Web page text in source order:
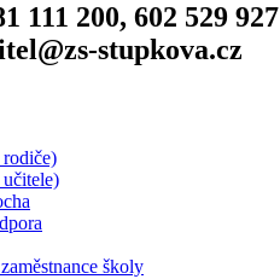
111 200, 602 529 927
stupkova.cz
školy